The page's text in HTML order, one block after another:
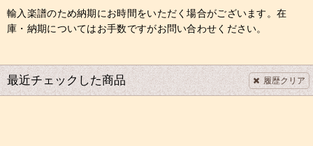
輸入楽譜のため納期にお時間をいただく場合がございます。在
庫・納期についてはお手数ですがお問い合わせください。
最近チェックした商品 履歴クリア